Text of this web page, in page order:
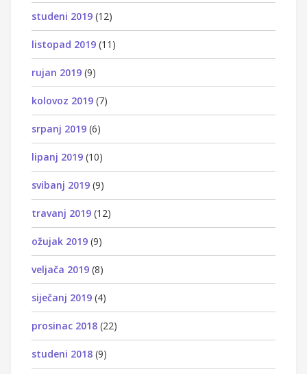
studeni 2019 (12)
listopad 2019 (11)
rujan 2019 (9)
kolovoz 2019 (7)
srpanj 2019 (6)
lipanj 2019 (10)
svibanj 2019 (9)
travanj 2019 (12)
ožujak 2019 (9)
veljača 2019 (8)
siječanj 2019 (4)
prosinac 2018 (22)
studeni 2018 (9)